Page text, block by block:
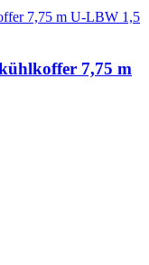
7,75 m